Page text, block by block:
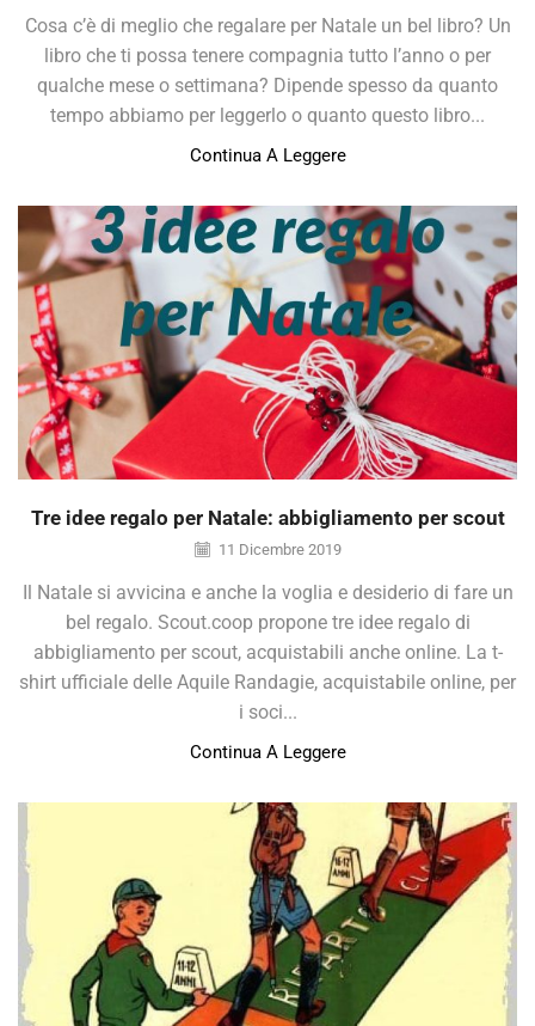
Cosa c’è di meglio che regalare per Natale un bel libro? Un
libro che ti possa tenere compagnia tutto l’anno o per
qualche mese o settimana? Dipende spesso da quanto
tempo abbiamo per leggerlo o quanto questo libro...
Continua A Leggere
Tre idee regalo per Natale: abbigliamento per scout
11 Dicembre 2019
Il Natale si avvicina e anche la voglia e desiderio di fare un
bel regalo. Scout.coop propone tre idee regalo di
abbigliamento per scout, acquistabili anche online. La t-
shirt ufficiale delle Aquile Randagie, acquistabile online, per
i soci...
Continua A Leggere